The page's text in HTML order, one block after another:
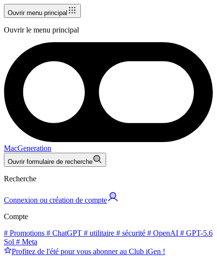
Ouvrir menu principal
Ouvrir le menu principal
MacGeneration
Ouvrir formulaire de recherche
Recherche
Connexion ou création de compte
Compte
# Promotions # ChatGPT # utilitaire # sécurité # OpenAI # GPT-5.6
Sol # Meta
Profitez de l'été pour vous abonner au Club iGen !